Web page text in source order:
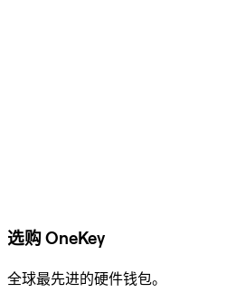
选购 OneKey
全球最先进的硬件钱包。